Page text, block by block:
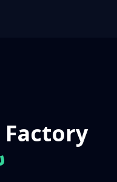
Factory